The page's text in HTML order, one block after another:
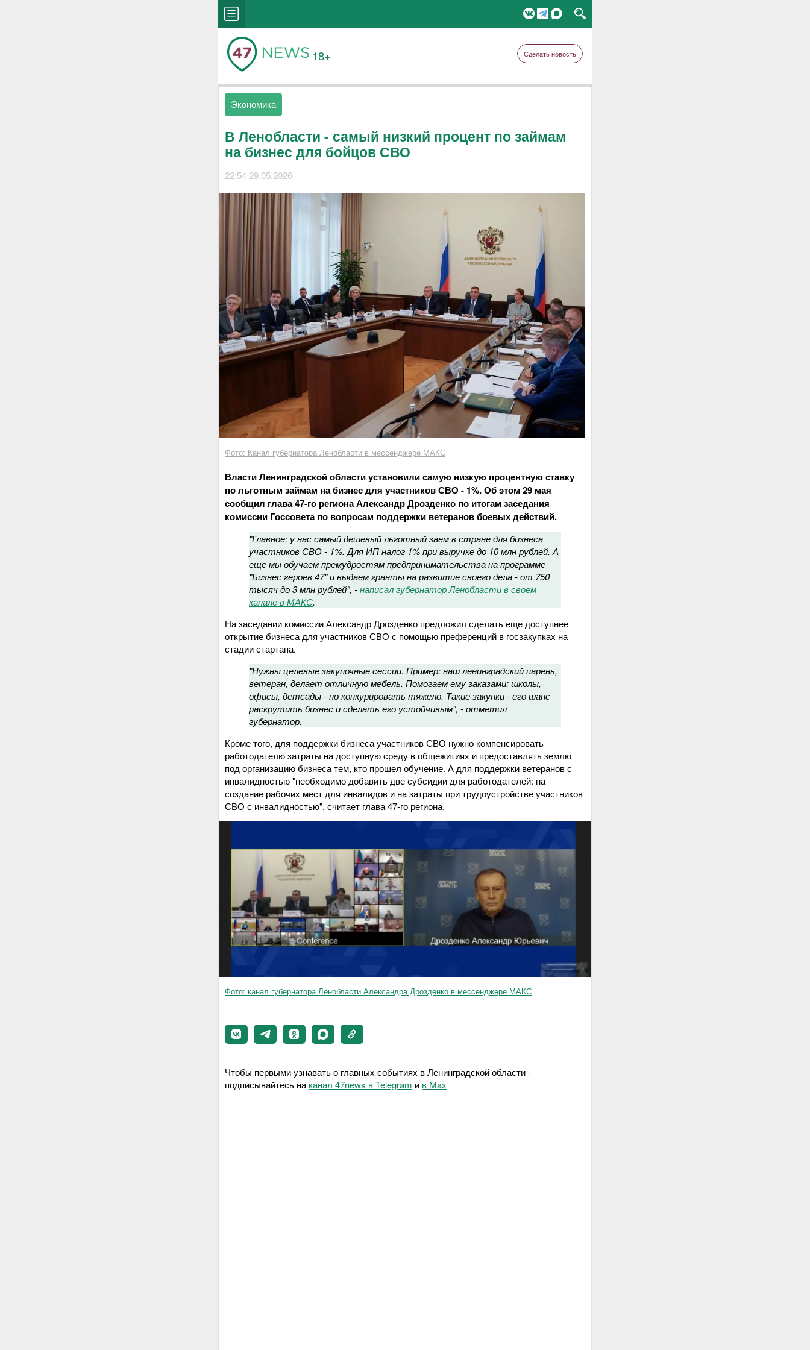
18+ Сделать новость
Экономика
В Ленобласти - самый низкий процент по займам
на бизнес для бойцов СВО
22:54 29.05.2026
Фото: Канал губернатора Ленобласти в мессенджере МАКС
Власти Ленинградской области установили самую низкую процентную ставку
по льготным займам на бизнес для участников СВО - 1%. Об этом 29 мая
сообщил глава 47-го региона Александр Дрозденко по итогам заседания
комиссии Госсовета по вопросам поддержки ветеранов боевых действий.
"Главное: у нас самый дешевый льготный заем в стране для бизнеса
участников СВО - 1%. Для ИП налог 1% при выручке до 10 млн рублей. А
еще мы обучаем премудростям предпринимательства на программе
"Бизнес героев 47" и выдаем гранты на развитие своего дела - от 750
тысяч до 3 млн рублей", -написал губернатор Ленобласти в своем
канале в МАКС.
На заседании комиссии Александр Дрозденко предложил сделать еще доступнее
открытие бизнеса для участников СВО с помощью преференций в госзакупках на
стадии стартапа.
"Нужны целевые закупочные сессии. Пример: наш ленинградский парень,
ветеран, делает отличную мебель. Помогаем ему заказами: школы,
офисы, детсады - но конкурировать тяжело. Такие закупки - его шанс
раскрутить бизнес и сделать его устойчивым", - отметил
губернатор.
Кроме того, для поддержки бизнеса участников СВО нужно компенсировать
работодателю затраты на доступную среду в общежитиях и предоставлять землю
под организацию бизнеса тем, кто прошел обучение. А для поддержки ветеранов с
инвалидностью "необходимо добавить две субсидии для работодателей: на
создание рабочих мест для инвалидов и на затраты при трудоустройстве участников
СВО с инвалидностью", считает глава 47-го региона.
Фото: канал губернатора Ленобласти Александра Дрозденко в мессенджере МАКС
Чтобы первыми узнавать о главных событиях в Ленинградской области -
подписывайтесь на канал 47news в Telegram и в Maх